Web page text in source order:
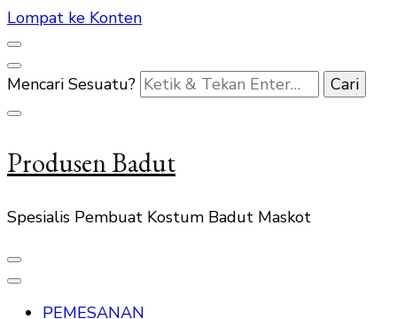
Lompat ke Konten
Mencari Sesuatu?
Produsen Badut
Spesialis Pembuat Kostum Badut Maskot
PEMESANAN